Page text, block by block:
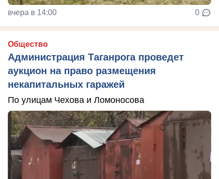
вчера в 14:00 0
Общество
Администрация Таганрога проведет
аукцион на право размещения
некапитальных гаражей
По улицам Чехова и Ломоносова